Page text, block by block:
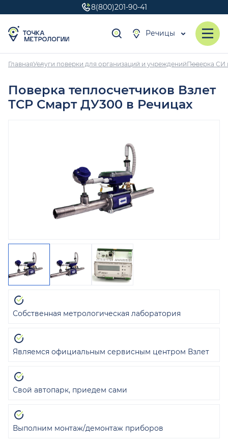
8(800)201-90-41
Речицы
ГлавнаяУслуги поверки для организаций и учрежденийПоверка СИ
Поверка теплосчетчиков Взлет
ТСР Смарт ДУ300 в Речицах
Собственная метрологическая лаборатория
Являемся официальным сервисным центром Взлет
Свой автопарк, приедем сами
Выполним монтаж/демонтаж приборов